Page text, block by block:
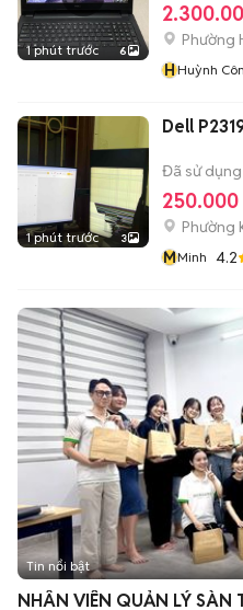
1 phút trước 6
Phường
HHuỳnh
1 phút trước 3
Dell
Đã sử
Phường
MMinh 4.2
Tin nổi bật
NHÂN VIÊN QUẢN LÝ SÀN